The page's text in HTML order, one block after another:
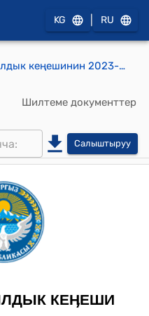
KG RU
Он-Эки-Бел айылдык кеңешинин 2023-жылдын 12-июну № 16-1 "Он Эки Бел айылдык кеңешинин регламентин бекитүү жөнүндө" токтому
Шилтеме документтер
Салыштыруу